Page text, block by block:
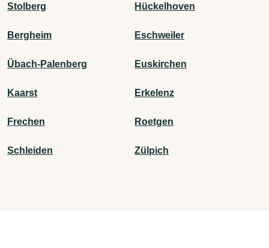
Stolberg Hückelhoven
Bergheim Eschweiler
Übach-Palenberg Euskirchen
Kaarst Erkelenz
Frechen Roetgen
Schleiden Zülpich